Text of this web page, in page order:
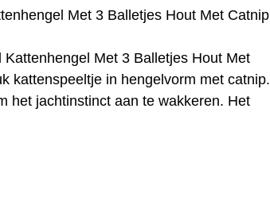
Met 3 Balletjes Hout Met Catnip
Met 3 Balletjes Hout Met
kattenspeeltje in hengelvorm met catnip.
het jachtinstinct aan te wakkeren. Het